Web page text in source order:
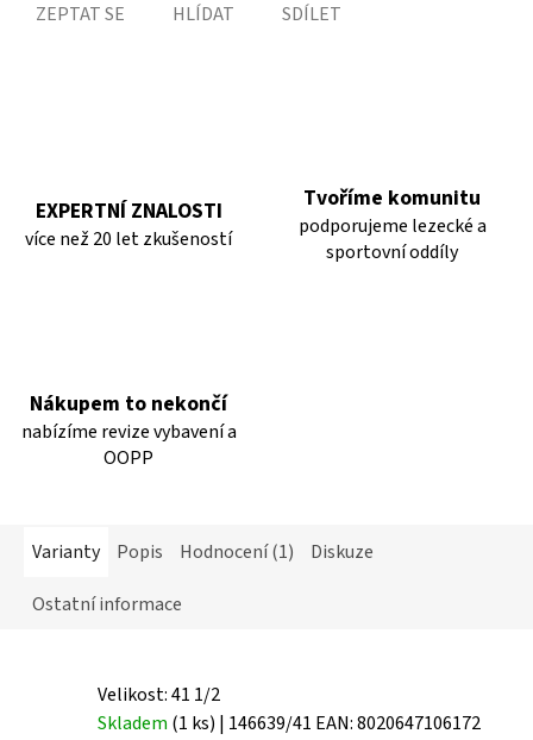
ZEPTAT SE HLÍDAT SDÍLET
EXPERTNÍ ZNALOSTI
více než 20 let zkušeností
Tvoříme komunitu
podporujeme lezecké a
sportovní oddíly
Nákupem to nekončí
nabízíme revize vybavení a
OOPP
Varianty Popis Hodnocení (1)
Diskuze
Ostatní informace
Velikost: 41 1/2
Skladem (1 ks) | 146639/41 EAN:8020647106172